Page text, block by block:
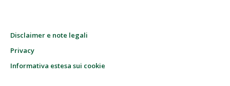
Disclaimer e note legali
Privacy
Informativa estesa sui cookie